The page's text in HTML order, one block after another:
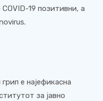
19 позитивни, а
е најефикасна
за јавно